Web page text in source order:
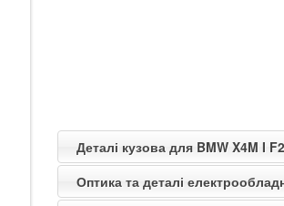
Деталі кузова для BMW X4M I
Оптика та деталі